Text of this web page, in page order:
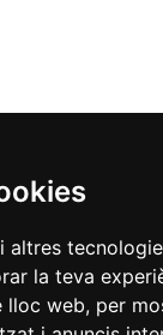
altres
la teva
lloc web, per